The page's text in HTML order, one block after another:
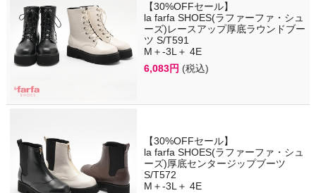
【30%OFFセール】
la farfa SHOES(ラファーファ・シュ
ーズ)レースアップ厚底ラウンドブー
ツ S/T591
M＋-3L＋ 4E
6,083円 (税込)
【30%OFFセール】
la farfa SHOES(ラファーファ・シュ
ーズ)厚底センタージップブーツ
S/T572
M＋-3L＋ 4E